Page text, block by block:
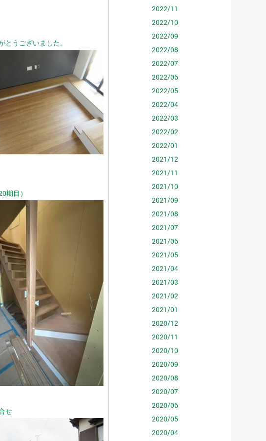
とうございました。
期目）
せ
2022/11
2022/10
2022/09
2022/08
2022/07
2022/06
2022/05
2022/04
2022/03
2022/02
2022/01
2021/12
2021/11
2021/10
2021/09
2021/08
2021/07
2021/06
2021/05
2021/04
2021/03
2021/02
2021/01
2020/12
2020/11
2020/10
2020/09
2020/08
2020/07
2020/06
2020/05
2020/04